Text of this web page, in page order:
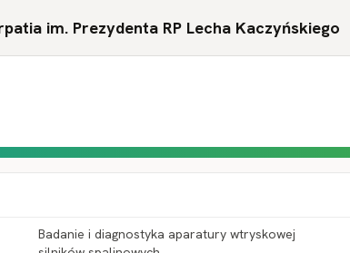
im. Prezydenta RP Lecha Kaczyńskiego
Badanie i diagnostyka aparatury wtryskowej